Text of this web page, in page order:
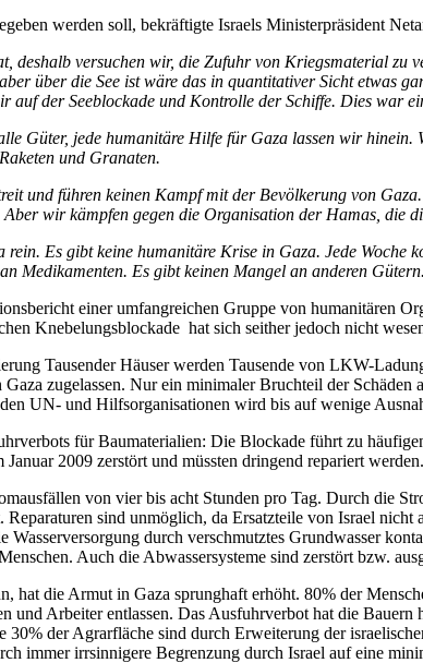
werden soll, bekräftigte Israels Ministerpräsident
deshalb versuchen wir, die Zufuhr von Kriegsmaterial
über die See ist wäre das in quantitativer Sicht etwas
auf der Seeblockade und Kontrolle der Schiffe. Dies war
Güter, jede humanitäre Hilfe für Gaza lassen wir
und Granaten.
und führen keinen Kampf mit der Bevölkerung von
wir kämpfen gegen die Organisation der Hamas, die
Es gibt keine humanitäre Krise in Gaza. Jede
Medikamenten. Es gibt keinen Mangel an anderen Gütern.
einer umfangreichen Gruppe von humanitären
Knebelungsblockade hat sich seither jedoch nicht
Tausender Häuser werden Tausende von LKW-
zugelassen. Nur ein minimaler Bruchteil der
UN- und Hilfsorganisationen wird bis auf wenige
für Baumaterialien: Die Blockade führt zu
Januar 2009 zerstört und müssten dringend repariert
von vier bis acht Stunden pro Tag. Durch die
Reparaturen sind unmöglich, da Ersatzteile von Israel
durch verschmutztes Grundwasser
Auch die Abwassersysteme sind zerstört bzw.
hat die Armut in Gaza sprunghaft erhöht. 80% der
und Arbeiter entlassen. Das Ausfuhrverbot hat die
30% der Agrarfläche sind durch Erweiterung der
immer irrsinnigere Begrenzung durch Israel auf eine